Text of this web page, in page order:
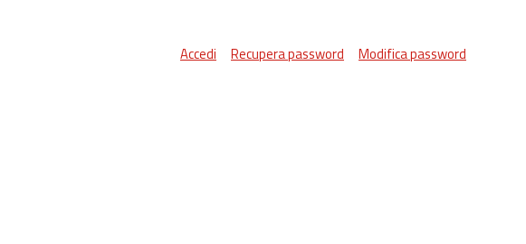
Accedi Recupera password Modifica password